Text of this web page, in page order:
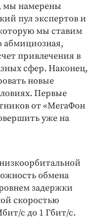
мы намерены
пул экспертов и
мы ставим
абмициозная,
привлечения в
сфер. Наконец,
новые
Первые
от «МегаФон
уже на
обмена
задержки
скоростью
с до 1 Гбит/с.